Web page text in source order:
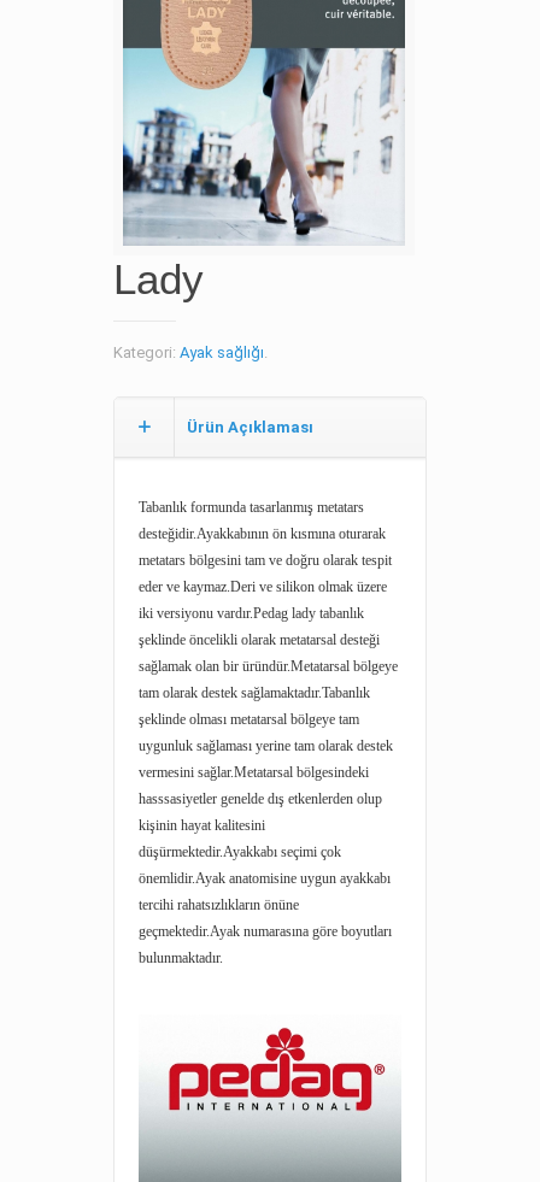
Lady
Kategori: Ayak sağlığı.
Ürün Açıklaması
Tabanlık formunda tasarlanmış metatars
desteğidir.Ayakkabının ön kısmına oturarak
metatars bölgesini tam ve doğru olarak tespit
eder ve kaymaz.Deri ve silikon olmak üzere
iki versiyonu vardır.Pedag lady tabanlık
şeklinde öncelikli olarak metatarsal desteği
sağlamak olan bir üründür.Metatarsal bölgeye
tam olarak destek sağlamaktadır.Tabanlık
şeklinde olması metatarsal bölgeye tam
uygunluk sağlaması yerine tam olarak destek
vermesini sağlar.Metatarsal bölgesindeki
hasssasiyetler genelde dış etkenlerden olup
kişinin hayat kalitesini
düşürmektedir.Ayakkabı seçimi çok
önemlidir.Ayak anatomisine uygun ayakkabı
tercihi rahatsızlıkların önüne
geçmektedir.Ayak numarasına göre boyutları
bulunmaktadır.